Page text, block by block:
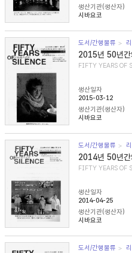
생산기관(생산자)
시바요코
도서/간행물류
2015년 50년
FIFTY YEARS OF
생산일자
2015-03-12
생산기관(생산자)
시바요코
도서/간행물류
2014년 50년
FIFTY YEARS OF
생산일자
2014-04-25
생산기관(생산자)
시바요코
도서/간행물류